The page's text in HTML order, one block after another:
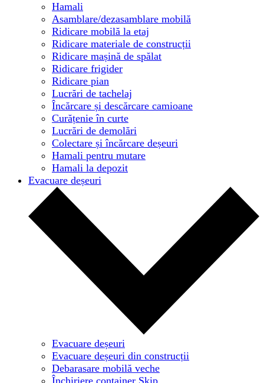
Hamali
Asamblare/dezasamblare mobilă
Ridicare mobilă la etaj
Ridicare materiale de construcții
Ridicare mașină de spălat
Ridicare frigider
Ridicare pian
Lucrări de tachelaj
Încărcare și descărcare camioane
Curățenie în curte
Lucrări de demolări
Colectare și încărcare deșeuri
Hamali pentru mutare
Hamali la depozit
Evacuare deșeuri
Evacuare deșeuri
Evacuare deșeuri din construcții
Debarasare mobilă veche
Închiriere container Skip